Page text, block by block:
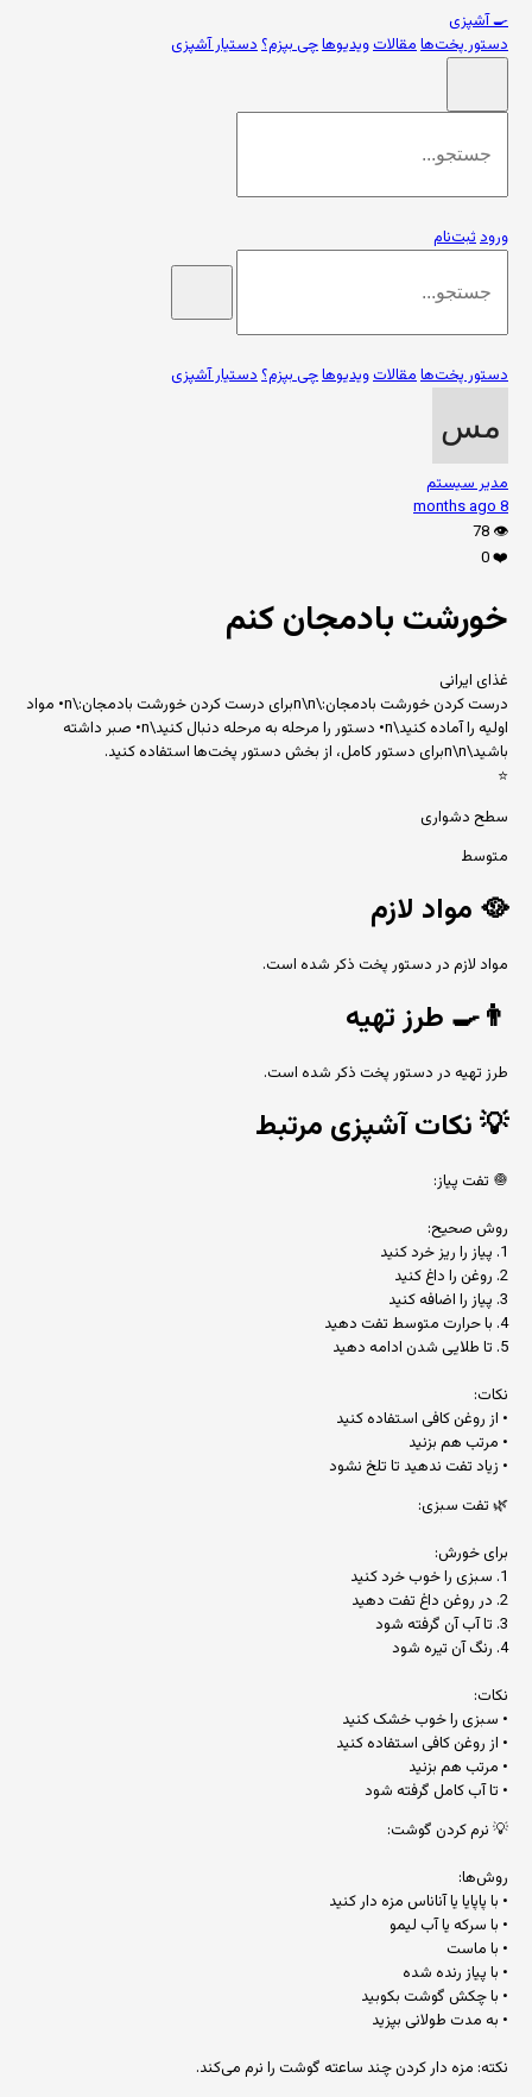
🍳آشپزی
دستور پخت‌هامقالاتویدیوهاچی بپزم؟دستیار آشپزی
ورودثبت‌نام
دستور پخت‌هامقالاتویدیوهاچی بپزم؟دستیار آشپزی
مدیر سیستم
8 months ago
👁️
78
❤️
0
خورشت بادمجان کنم
غذای ایرانی
درست کردن خورشت بادمجان:\n\nبرای درست کردن خورشت بادمجان:\n• مواد
اولیه را آماده کنید\n• دستور را مرحله به مرحله دنبال کنید\n• صبر داشته
باشید\n\nبرای دستور کامل، از بخش دستور پخت‌ها استفاده کنید.
⭐
سطح دشواری
متوسط
🥘 مواد لازم
مواد لازم در دستور پخت ذکر شده است.
👨‍🍳 طرز تهیه
طرز تهیه در دستور پخت ذکر شده است.
💡نکات آشپزی مرتبط
🧅 تفت پیاز:
روش صحیح:
1. پیاز را ریز خرد کنید
2. روغن را داغ کنید
3. پیاز را اضافه کنید
4. با حرارت متوسط تفت دهید
5. تا طلایی شدن ادامه دهید
نکات:
• از روغن کافی استفاده کنید
• مرتب هم بزنید
• زیاد تفت ندهید تا تلخ نشود
🌿 تفت سبزی:
برای خورش:
1. سبزی را خوب خرد کنید
2. در روغن داغ تفت دهید
3. تا آب آن گرفته شود
4. رنگ آن تیره شود
نکات:
• سبزی را خوب خشک کنید
• از روغن کافی استفاده کنید
• مرتب هم بزنید
• تا آب کامل گرفته شود
💡 نرم کردن گوشت:
روش‌ها:
• با پاپایا یا آناناس مزه دار کنید
• با سرکه یا آب لیمو
• با ماست
• با پیاز رنده شده
• با چکش گوشت بکوبید
• به مدت طولانی بپزید
نکته: مزه دار کردن چند ساعته گوشت را نرم می‌کند.